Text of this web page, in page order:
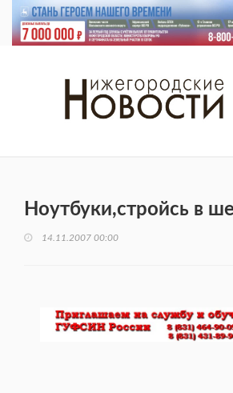
Ноутбуки,стройсь в
14.11.2007 00:00